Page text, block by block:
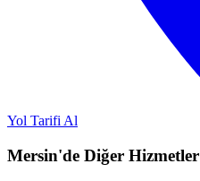
Yol Tarifi Al
Mersin'de Diğer Hizmetler